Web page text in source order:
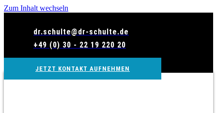
Zum Inhalt wechseln
dr.schulte@dr-schulte.de
+49 (0) 30 - 22 19 220 20
JETZT KONTAKT AUFNEHMEN